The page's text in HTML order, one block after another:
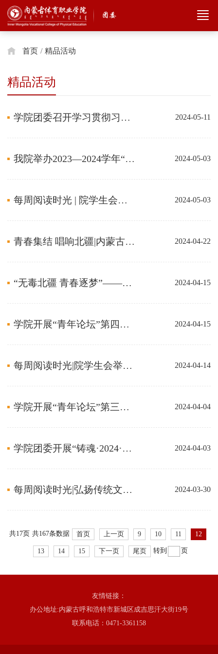
首页 / 精品活动
精品活动
2024-05-11
学院团委召开学习贯彻习近平总书记“五四”青年节重要寄语精神座谈会
2024-05-03
我院举办2023—2024学年“五四”表彰大会
2024-05-03
每周阅读时光 | 院学生会举办“最是书香能致远”——读书分享会
2024-04-22
青春集结 唱响北疆|内蒙古体育职业学院2024年“十佳校园歌手”大赛决赛圆满落幕
2024-04-15
“无毒北疆 青春逐梦”——2024年全区“禁毒宣传进高校”启动仪式
2024-04-15
学院开展“青年论坛”第四讲——“国家安全 青春挺膺”专题团课
2024-04-14
每周阅读时光|院学生会举办“品味书香，以文化人”———读书分享会
2024-04-04
学院开展“青年论坛”第三讲——“防范电信网络诈骗，共建平安和谐校园”
2024-04-03
学院团委开展“铸魂·2024·缅怀革命先烈，赓续红色血脉”清明祭英烈活动
2024-03-30
每周阅读时光|弘扬传统文化传承中华之魂
共17页 共167条数据 首页 上一页 9 10 11 12
13 14 15 下一页 尾页 转到 页
友情链接：
办公地址:内蒙古呼和浩特市新城区成吉思汗大街19号
联系电话：0471-3361158